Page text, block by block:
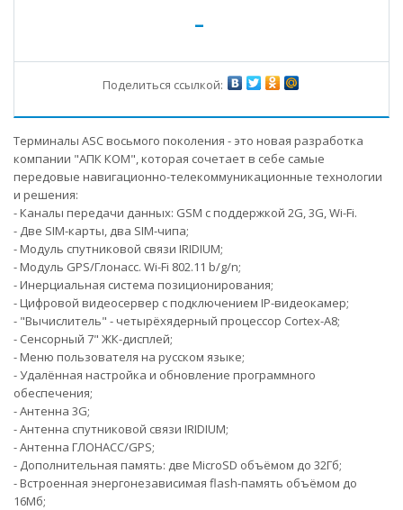
-
Поделиться ссылкой:
Терминалы ASC восьмого поколения - это новая разработка
компании "АПК КОМ", которая сочетает в себе самые
передовые навигационно-телекоммуникационные технологии
и решения:
- Каналы передачи данных: GSM с поддержкой 2G, 3G, Wi-Fi.
- Две SIM-карты, два SIM-чипа;
- Модуль спутниковой связи IRIDIUM;
- Модуль GPS/Глонасс. Wi-Fi 802.11 b/g/n;
- Инерциальная система позиционирования;
- Цифровой видеосервер с подключением IP-видеокамер;
- "Вычислитель" - четырёхядерный процессор Cortex-A8;
- Сенсорный 7" ЖК-дисплей;
- Меню пользователя на русском языке;
- Удалённая настройка и обновление программного
обеспечения;
- Антенна 3G;
- Антенна спутниковой связи IRIDIUM;
- Антенна ГЛОНАСС/GPS;
- Дополнительная память: две MicroSD объёмом до 32Гб;
- Встроенная энергонезависимая flash-память объёмом до
16Мб;